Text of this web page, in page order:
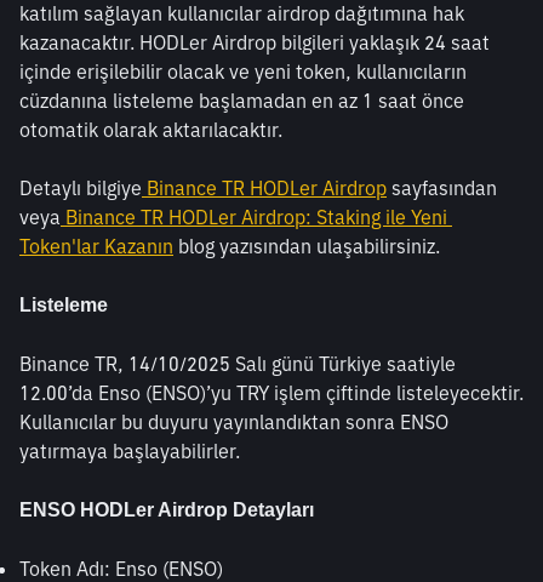
katılım sağlayan kullanıcılar airdrop dağıtımına hak
kazanacaktır. HODLer Airdrop bilgileri yaklaşık 24 saat
içinde erişilebilir olacak ve yeni token, kullanıcıların
cüzdanına listeleme başlamadan en az 1 saat önce
otomatik olarak aktarılacaktır.
Detaylı bilgiye Binance TR HODLer Airdrop sayfasından
veya Binance TR HODLer Airdrop: Staking ile Yeni
Token'lar Kazanın blog yazısından ulaşabilirsiniz.
Listeleme
Binance TR, 14/10/2025 Salı günü Türkiye saatiyle
12.00’da Enso (ENSO)’yu TRY işlem çiftinde listeleyecektir.
Kullanıcılar bu duyuru yayınlandıktan sonra ENSO
yatırmaya başlayabilirler.
ENSO HODLer Airdrop Detayları
Token Adı: Enso (ENSO)